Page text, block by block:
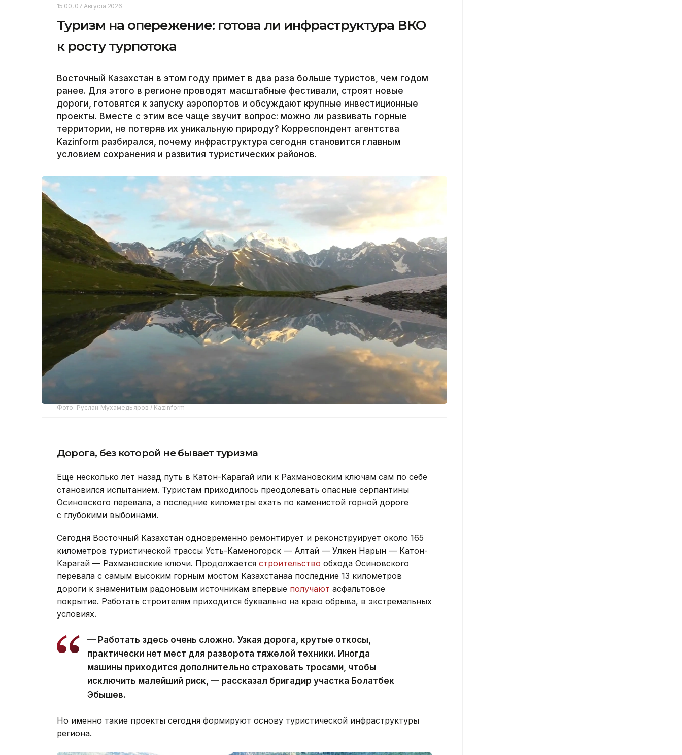
15:00, 07 Августа 2026
Туризм на опережение: готова ли инфраструктура ВКО
к росту турпотока
Восточный Казахстан в этом году примет в два раза больше туристов, чем годом
ранее. Для этого в регионе проводят масштабные фестивали, строят новые
дороги, готовятся к запуску аэропортов и обсуждают крупные инвестиционные
проекты. Вместе с этим все чаще звучит вопрос: можно ли развивать горные
территории, не потеряв их уникальную природу? Корреспондент агентства
Kazinform разбирался, почему инфраструктура сегодня становится главным
условием сохранения и развития туристических районов.
Фото: Руслан Мухамедьяров / Kazinform
Дорога, без которой не бывает туризма
Еще несколько лет назад путь в Катон-Карагай или к Рахмановским ключам сам по себе
становился испытанием. Туристам приходилось преодолевать опасные серпантины
Осиновского перевала, а последние километры ехать по каменистой горной дороге
с глубокими выбоинами.
Сегодня Восточный Казахстан одновременно ремонтирует и реконструирует около 165
километров туристической трассы Усть-Каменогорск — Алтай — Улкен Нарын — Катон-
Карагай — Рахмановские ключи. Продолжается строительство обхода Осиновского
перевала с самым высоким горным мостом Казахстанаа последние 13 километров
дороги к знаменитым радоновым источникам впервые получают асфальтовое
покрытие. Работать строителям приходится буквально на краю обрыва, в экстремальных
условиях.
— Работать здесь очень сложно. Узкая дорога, крутые откосы,
практически нет мест для разворота тяжелой техники. Иногда
машины приходится дополнительно страховать тросами, чтобы
исключить малейший риск, — рассказал бригадир участка Болатбек
Эбышев.
Но именно такие проекты сегодня формируют основу туристической инфраструктуры
региона.